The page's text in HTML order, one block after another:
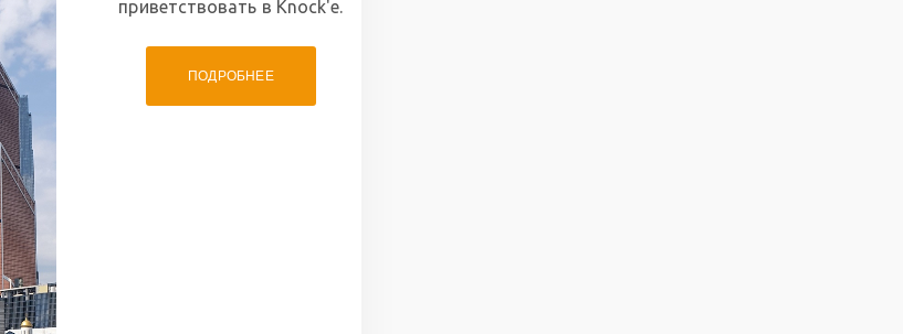
приветствовать в Knock'е.
ПОДРОБНЕЕ